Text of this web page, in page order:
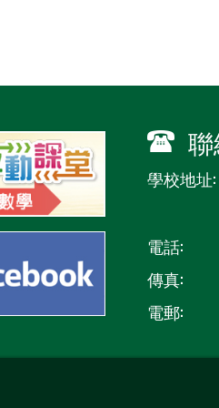
學校地
電話:
傳真:
電郵: